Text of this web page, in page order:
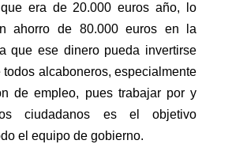
que era de 20.000 euros año, lo
ahorro de 80.000 euros en la
que ese dinero pueda invertirse
alcaboneros, especialmente
de empleo, pues trabajar por y
ciudadanos es el objetivo
el equipo de gobierno.